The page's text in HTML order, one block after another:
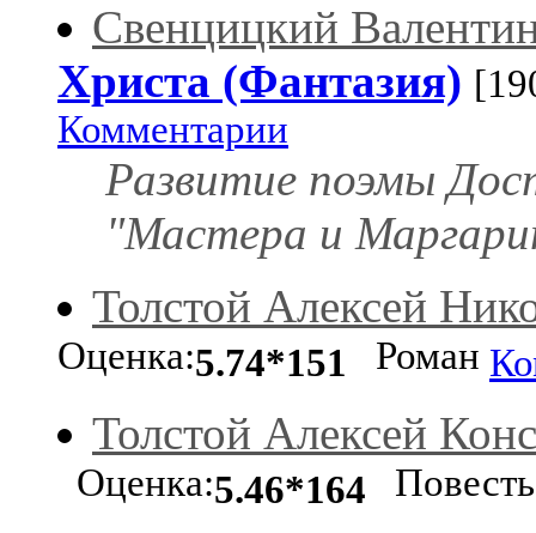
Свенцицкий
Христа (Фантазия)
Комментарии
Развитие поэмы
"Мастера и
Толстой Алексей
Оценка:5.74*151 Роман
Толстой Алексей
Оценка:5.46*164